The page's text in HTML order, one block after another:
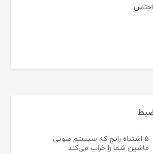
5 اشتباه رایج که سیستم صوتی
ماشین شما را خراب می‌کند